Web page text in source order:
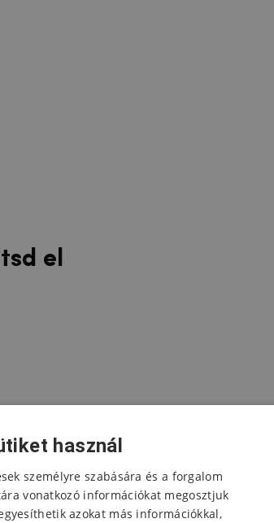
el
használ
személyre szabására és a forgalom
vonatkozó információkat megosztjuk
azokat más információkkal,